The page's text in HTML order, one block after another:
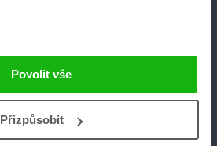
Povolit vše
Přizpůsobit